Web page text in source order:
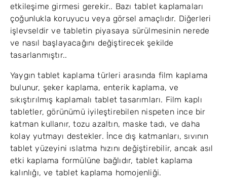
etkileşime girmesi gerekir.. Bazı tablet kaplamaları
çoğunlukla koruyucu veya görsel amaçlıdır. Diğerleri
işlevseldir ve tabletin piyasaya sürülmesinin nerede
ve nasıl başlayacağını değiştirecek şekilde
tasarlanmıştır..
Yaygın tablet kaplama türleri arasında film kaplama
bulunur, şeker kaplama, enterik kaplama, ve
sıkıştırılmış kaplamalı tablet tasarımları. Film kaplı
tabletler, görünümü iyileştirebilen nispeten ince bir
katman kullanır, tozu azaltın, maske tadı, ve daha
kolay yutmayı destekler. İnce dış katmanları, sıvının
tablet yüzeyini ıslatma hızını değiştirebilir, ancak asıl
etki kaplama formülüne bağlıdır, tablet kaplama
kalınlığı, ve tablet kaplama homojenliği.